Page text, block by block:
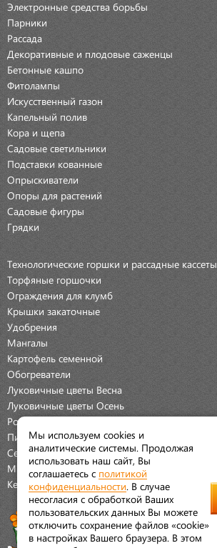
Электронные средства борьбы
Парники
Рассада
Декоративные и плодовые саженцы
Бетонные кашпо
Фитолампы
Искусственный газон
Капельный полив
Кора и щепа
Садовые светильники
Подставки кованные
Опрыскиватели
Опоры для растений
Садовые фигуры
Грядки
Технологические горшки и рассадные кассеты
Торфяные горшочки
Ограждения для клумб
Крышки закаточные
Удобрения
Мангалы
Картофель семенной
Обогреватели
Луковичные цветы Весна
Луковичные цветы Осень
Розы
Пионы
Семена Овощей
Мраморная крошка
Керамические наборы
Мы используем cookies и
аналитические системы. Продолжая
использовать наш сайт, Вы
соглашаетесь с политикой
конфиденциальности . В случае
несогласия с обработкой Ваших
пользовательских данных Вы можете
отключить сохранение файлов «cookie»
в настройках Вашего браузера. В этом